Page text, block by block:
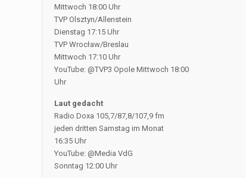
Mittwoch 18:00 Uhr
TVP Olsztyn/Allenstein
Dienstag 17:15 Uhr
TVP Wrocław/Breslau
Mittwoch 17:10 Uhr
YouTube: @TVP3 Opole Mittwoch 18:00
Uhr
Laut gedacht
Radio Doxa 105,7/87,8/107,9 fm
jeden dritten Samstag im Monat
16:35 Uhr
YouTube: @Media VdG
Sonntag 12:00 Uhr